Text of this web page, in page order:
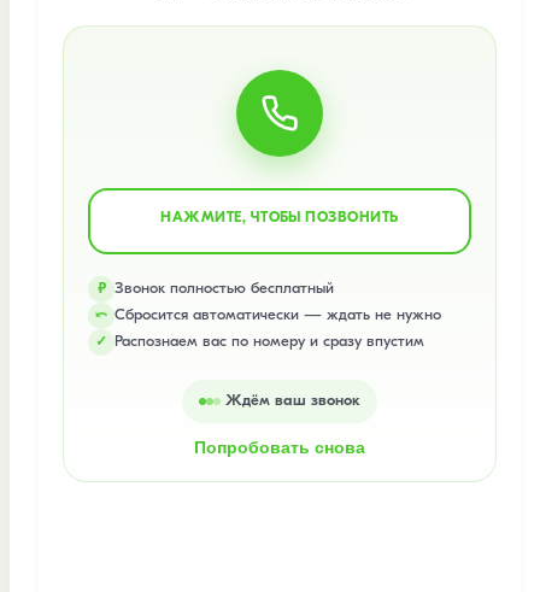
НАЖМИТЕ, ЧТОБЫ ПОЗВОНИТЬ
₽ Звонок полностью бесплатный
⤺ Сбросится автоматически — ждать не нужно
✓ Распознаем вас по номеру и сразу впустим
Ждём ваш звонок
Попробовать снова